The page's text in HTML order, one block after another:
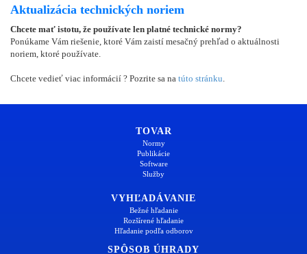
Aktualizácia technických noriem
Chcete mať istotu, že používate len platné technické normy?
Ponúkame Vám riešenie, ktoré Vám zaistí mesačný prehľad o aktuálnosti
noriem, ktoré používate.
Chcete vedieť viac informácií ? Pozrite sa na túto stránku
TOVAR
Normy
Publikácie
Software
Služby
VYHĽADÁVANIE
Bežné hľadanie
Rozšírené hľadanie
Hľadanie podľa odborov
SPÔSOB ÚHRADY